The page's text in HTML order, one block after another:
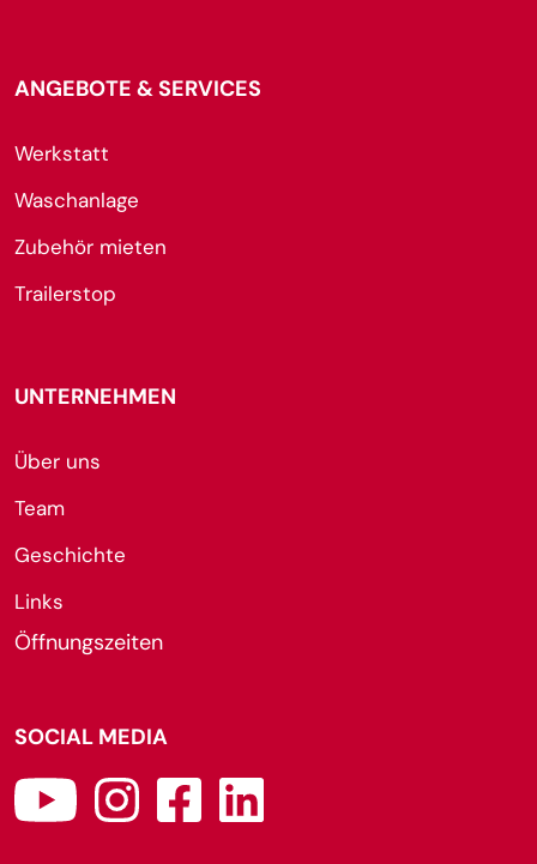
ANGEBOTE & SERVICES
Werkstatt
Waschanlage
Zubehör mieten
Trailerstop
UNTERNEHMEN
Über uns
Team
Geschichte
Links
Öffnungszeiten
SOCIAL MEDIA